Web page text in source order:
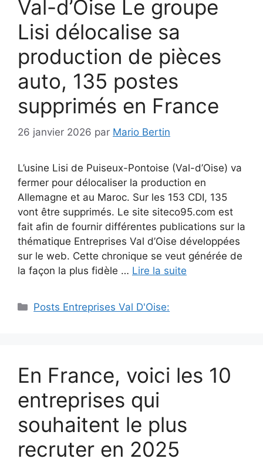
Val-d’Oise Le groupe
Lisi délocalise sa
production de pièces
auto, 135 postes
supprimés en France
26 janvier 2026 par Mario Bertin
L’usine Lisi de Puiseux-Pontoise (Val-d’Oise) va
fermer pour délocaliser la production en
Allemagne et au Maroc. Sur les 153 CDI, 135
vont être supprimés. Le site siteco95.com est
fait afin de fournir différentes publications sur la
thématique Entreprises Val d’Oise développées
sur le web. Cette chronique se veut générée de
la façon la plus fidèle … Lire la suite
Catégories
Posts Entreprises Val D'Oise:
En France, voici les 10
entreprises qui
souhaitent le plus
recruter en 2025